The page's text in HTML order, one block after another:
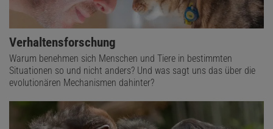
Verhaltensforschung
Warum benehmen sich Menschen und Tiere in bestimmten
Situationen so und nicht anders? Und was sagt uns das über die
evolutionären Mechanismen dahinter?